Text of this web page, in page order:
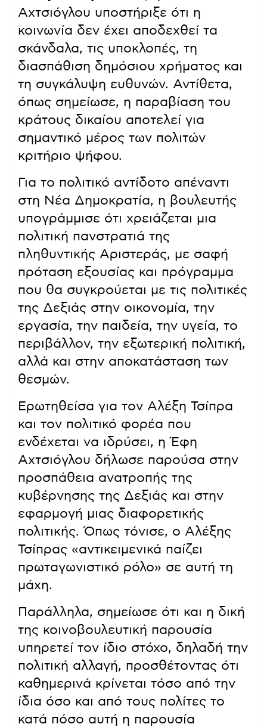
Αχτσιόγλου υποστήριξε ότι η
κοινωνία δεν έχει αποδεχθεί τα
σκάνδαλα, τις υποκλοπές, τη
διασπάθιση δημόσιου χρήματος και
τη συγκάλυψη ευθυνών. Αντίθετα,
όπως σημείωσε, η παραβίαση του
κράτους δικαίου αποτελεί για
σημαντικό μέρος των πολιτών
κριτήριο ψήφου.
Για το πολιτικό αντίδοτο απέναντι
στη Νέα Δημοκρατία, η βουλευτής
υπογράμμισε ότι χρειάζεται μια
πολιτική πανστρατιά της
πληθυντικής Αριστεράς, με σαφή
πρόταση εξουσίας και πρόγραμμα
που θα συγκρούεται με τις πολιτικές
της Δεξιάς στην οικονομία, την
εργασία, την παιδεία, την υγεία, το
περιβάλλον, την εξωτερική πολιτική,
αλλά και στην αποκατάσταση των
θεσμών.
Ερωτηθείσα για τον Αλέξη Τσίπρα
και τον πολιτικό φορέα που
ενδέχεται να ιδρύσει, η Έφη
Αχτσιόγλου δήλωσε παρούσα στην
προσπάθεια ανατροπής της
κυβέρνησης της Δεξιάς και στην
εφαρμογή μιας διαφορετικής
πολιτικής. Όπως τόνισε, ο Αλέξης
Τσίπρας «αντικειμενικά παίζει
πρωταγωνιστικό ρόλο» σε αυτή τη
μάχη.
Παράλληλα, σημείωσε ότι και η δική
της κοινοβουλευτική παρουσία
υπηρετεί τον ίδιο στόχο, δηλαδή την
πολιτική αλλαγή, προσθέτοντας ότι
καθημερινά κρίνεται τόσο από την
ίδια όσο και από τους πολίτες το
κατά πόσο αυτή η παρουσία